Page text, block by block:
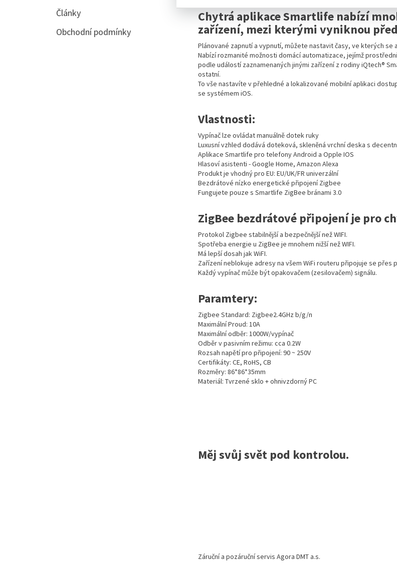
Chytrá aplikace Smartlife nabízí
zařízení, mezi kterými vyniknou
Plánované zapnutí a vypnutí, můžete nastavit časy, ve kterých
Nabízí rozmanité možnosti domácí automatizace, jejímž
podle událostí zaznamenaných jinými zařízení z rodiny iQtech®
ostatní.
To vše nastavíte v přehledné a lokalizované mobilní aplikaci
se systémem iOS.
Vlastnosti:
Vypínač lze ovládat manuálně dotek ruky
Luxusní vzhled dodává doteková, skleněná vrchní deska s
Aplikace Smartlife pro telefony Android a Opple IOS
Hlasoví asistenti - Google Home, Amazon Alexa
Produkt je vhodný pro EU: EU/UK/FR univerzální
Bezdrátové nízko energetické připojení Zigbee
Fungujete pouze s Smartlife ZigBee bránami 3.0
ZigBee bezdrátové připojení je pro
Protokol Zigbee stabilnější a bezpečnější než WIFI.
Spotřeba energie u ZigBee je mnohem nižší než WIFI.
Má lepší dosah jak WiFI.
Zařízení neblokuje adresy na všem WiFi routeru připojuje se přes
Každý vypínač může být opakovačem (zesilovačem) signálu.
Paramtery:
Zigbee Standard: Zigbee2.4GHz b/g/n
Maximální Proud: 10A
Maximální odběr: 1000W/vypínač
Odběr v pasivním režimu: cca 0.2W
Rozsah napětí pro připojení: 90 ~ 250V
Certifikáty: CE, RoHS, CB
Rozměry: 86*86*35mm
Materiál: Tvrzené sklo + ohnivzdorný PC
Měj svůj svět pod kontrolou.
Záruční a pozáruční servis Agora DMT a.s.
Články
Obchodní podmínky